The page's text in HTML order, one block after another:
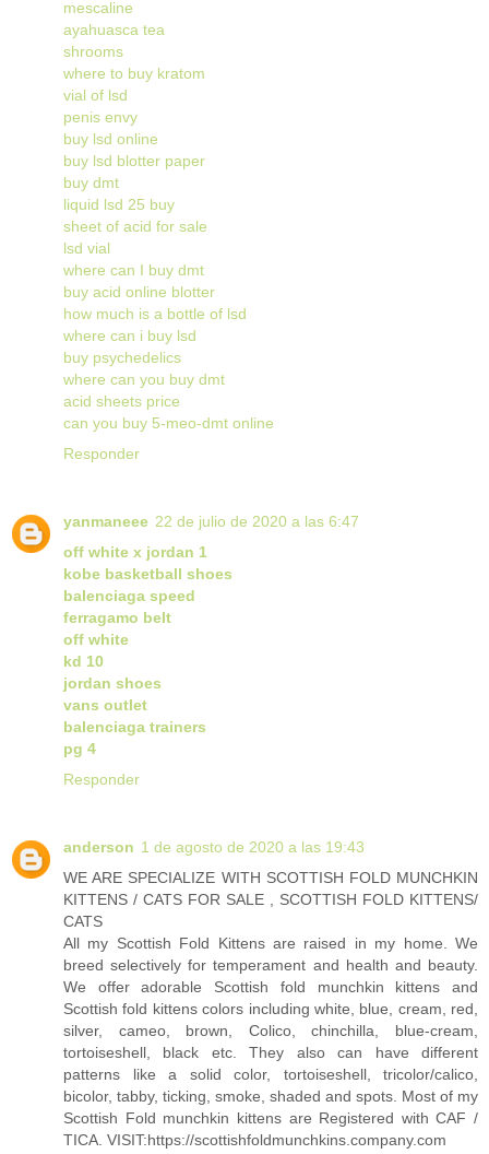
mescaline
ayahuasca tea
shrooms
where to buy kratom
vial of lsd
penis envy
buy lsd online
buy lsd blotter paper
buy dmt
liquid lsd 25 buy
sheet of acid for sale
lsd vial
where can I buy dmt
buy acid online blotter
how much is a bottle of lsd
where can i buy lsd
buy psychedelics
where can you buy dmt
acid sheets price
can you buy 5-meo-dmt online
Responder
yanmaneee 22 de julio de 2020 a las 6:47
off white x jordan 1
kobe basketball shoes
balenciaga speed
ferragamo belt
off white
kd 10
jordan shoes
vans outlet
balenciaga trainers
pg 4
Responder
anderson 1 de agosto de 2020 a las 19:43
WE ARE SPECIALIZE WITH SCOTTISH FOLD MUNCHKIN
KITTENS / CATS FOR SALE , SCOTTISH FOLD KITTENS/
CATS
All my Scottish Fold Kittens are raised in my home. We
breed selectively for temperament and health and beauty.
We offer adorable Scottish fold munchkin kittens and
Scottish fold kittens colors including white, blue, cream, red,
silver, cameo, brown, Colico, chinchilla, blue-cream,
tortoiseshell, black etc. They also can have different
patterns like a solid color, tortoiseshell, tricolor/calico,
bicolor, tabby, ticking, smoke, shaded and spots. Most of my
Scottish Fold munchkin kittens are Registered with CAF /
TICA. VISIT:https://scottishfoldmunchkins.company.com